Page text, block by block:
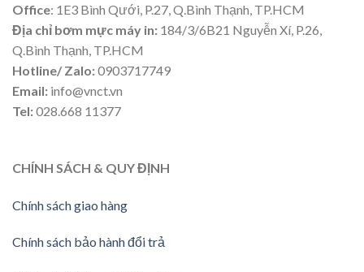
Office: 1E3 Bình Qưới, P.27, Q.Bình Thạnh, TP.HCM
Địa chỉ bơm mực máy in: 184/3/6B21 Nguyễn Xí, P.26,
Q.Bình Thạnh, TP.HCM
Hotline/ Zalo:0903717749
Email: info@vnct.vn
Tel:028.668 11377
CHÍNH SÁCH & QUY ĐỊNH
Chính sách giao hàng
Chính sách bảo hành đổi trả